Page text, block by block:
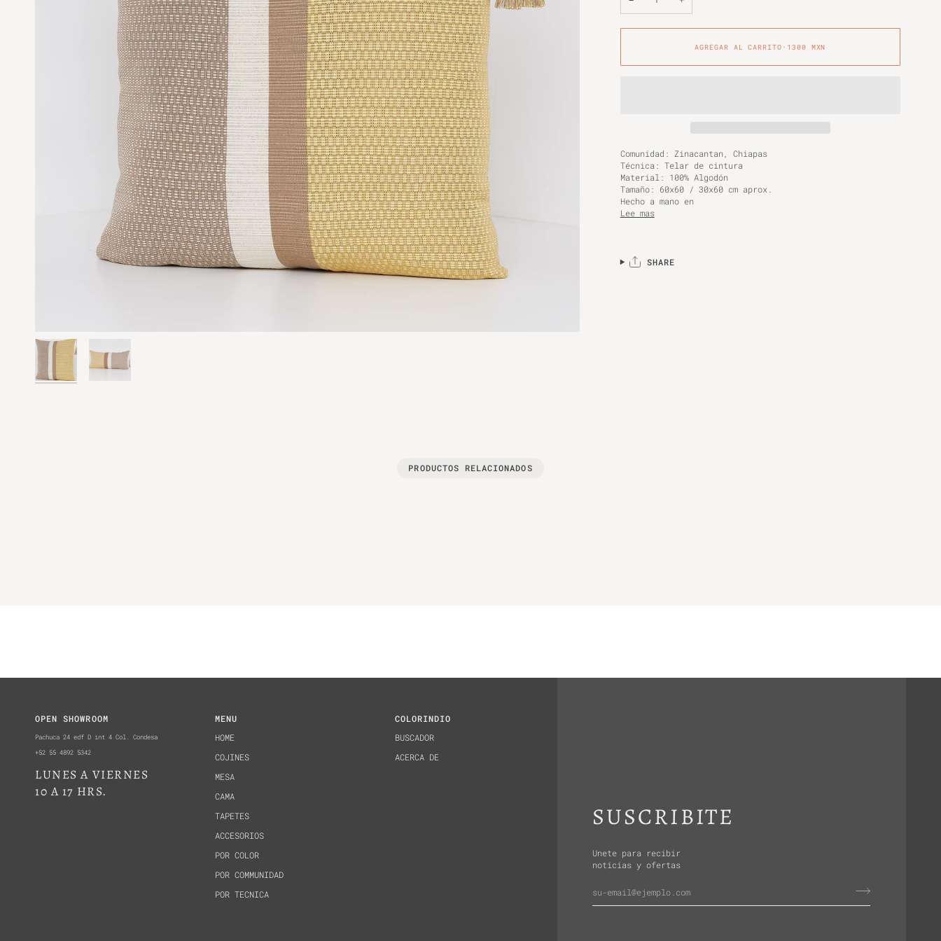
AGREGAR AL CARRITO • 1300 MXN
Comunidad: Zinacantan, Chiapas
Técnica: Telar de cintura
Material: 100% Algodón
Tamaño: 60x60 / 30x60 cm aprox.
Hecho a mano en
Lee mas
SHARE
PRODUCTOS RELACIONADOS
SUSCRIBITE
Unete para recibir
noticias y ofertas
OPEN SHOWROOM
Pachuca 24 edf D int 4 Col. Condesa
+52 55 4892 5342
LUNES A VIERNES
10 A 17 HRS.
MENU
HOME
COJINES
MESA
CAMA
TAPETES
ACCESORIOS
POR COLOR
POR COMMUNIDAD
POR TECNICA
COLORINDIO
BUSCADOR
ACERCA DE